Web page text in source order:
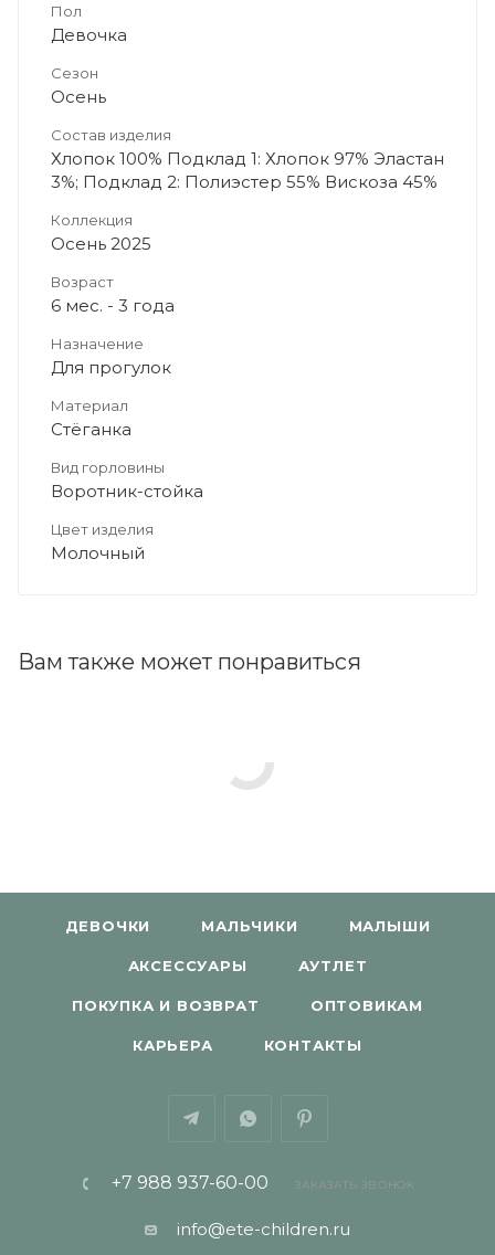
Пол
Девочка
Сезон
Осень
Состав изделия
Хлопок 100% Подклад 1: Хлопок 97% Эластан
3%; Подклад 2: Полиэстер 55% Вискоза 45%
Коллекция
Осень 2025
Возраст
6 мес. - 3 года
Назначение
Для прогулок
Материал
Стёганка
Вид горловины
Воротник-стойка
Цвет изделия
Молочный
Вам также может понравиться
ДЕВОЧКИ МАЛЬЧИКИ МАЛЫШИ
АКСЕССУАРЫ АУТЛЕТ
ПОКУПКА И ВОЗВРАТ ОПТОВИКАМ
КАРЬЕРА КОНТАКТЫ
+7 988 937-60-00 ЗАКАЗАТЬ ЗВОНОК
info@ete-children.ru